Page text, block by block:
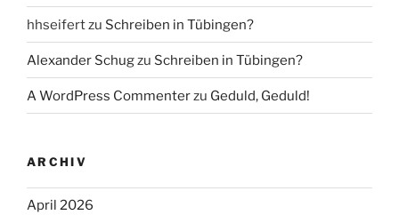
hhseifertzu Schreiben in Tübingen?
Alexander Schugzu Schreiben in Tübingen?
A WordPress Commenterzu Geduld, Geduld!
ARCHIV
April 2026